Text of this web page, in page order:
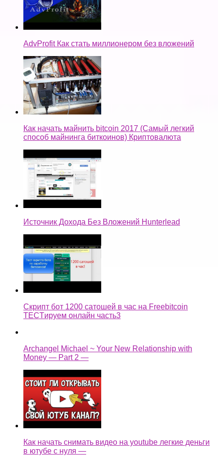
AdvProfit Как стать миллионером без вложений
Как начать майнить bitcoin 2017 (Самый легкий
способ майнинга биткоинов) Криптовалюта
Источник Дохода Без Вложений Hunterlead
Скрипт бот 1200 сатошей в час на Freebitcoin
TECTируем онлайн часть3
Archangel Michael ~ Your New Relationship with
Money — Part 2 —
Как начать снимать видео на youtube легкие деньги
в ютубе с нуля —